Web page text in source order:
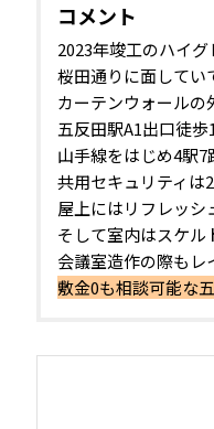
コメント
2023年竣工のハイグ
桜田通りに面してい
カーテンウォールの
五反田駅A1出口徒
山手線をはじめ4駅7
共用セキュリティは
屋上にはリフレッシ
そして室内はスケル
会議室造作の際もレ
敷金0も相談可能な